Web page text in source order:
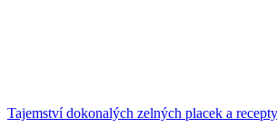
Tajemství dokonalých zelných placek a